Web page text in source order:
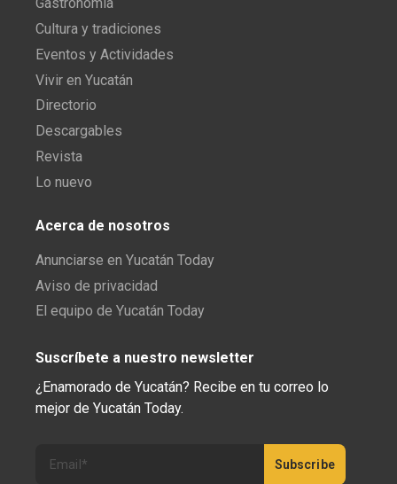
Cultura y tradiciones
Eventos y Actividades
Vivir en Yucatán
Directorio
Descargables
Revista
Lo nuevo
Acerca de nosotros
Anunciarse en Yucatán Today
Aviso de privacidad
El equipo de Yucatán Today
Suscríbete a nuestro newsletter
¿Enamorado de Yucatán? Recibe en tu correo lo
mejor de Yucatán Today.